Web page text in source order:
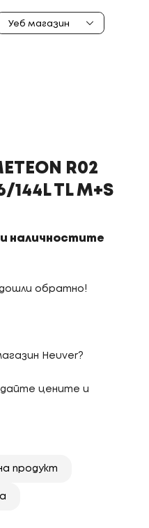
R02
144L TL M+S
наличностите
обратно!
Heuver?
цените и
продукт